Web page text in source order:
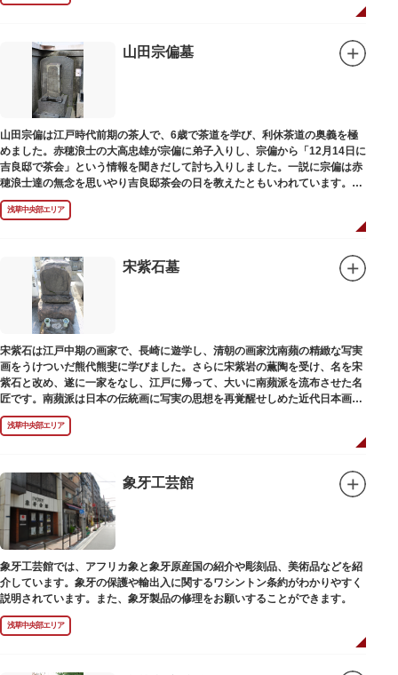
山田宗偏墓
山田宗偏は江戸時代前期の茶人で、6歳で茶道を学び、利休茶道の奥義を極
めました。赤穂浪士の大高忠雄が宗偏に弟子入りし、宗偏から「12月14日に
吉良邸で茶会」という情報を聞きだして討ち入りしました。一説に宗偏は赤
穂浪士達の無念を思いやり吉良邸茶会の日を教えたともいわれています。お
墓は願竜寺（がんりゅうじ）境内にあります。
浅草中央部エリア
宋紫石墓
宋紫石は江戸中期の画家で、長崎に遊学し、清朝の画家沈南蘋の精緻な写実
画をうけついだ熊代熊斐に学びました。さらに宋紫岩の薫陶を受け、名を宋
紫石と改め、遂に一家をなし、江戸に帰って、大いに南蘋派を流布させた名
匠です。南蘋派は日本の伝統画に写実の思想を再覚醒せしめた近代日本画壇
の源流です。お墓は徳本寺（とくほんじ）境内にあります。
浅草中央部エリア
象牙工芸館
象牙工芸館では、アフリカ象と象牙原産国の紹介や彫刻品、美術品などを紹
介しています。象牙の保護や輸出入に関するワシントン条約がわかりやすく
説明されています。また、象牙製品の修理をお願いすることができます。
浅草中央部エリア